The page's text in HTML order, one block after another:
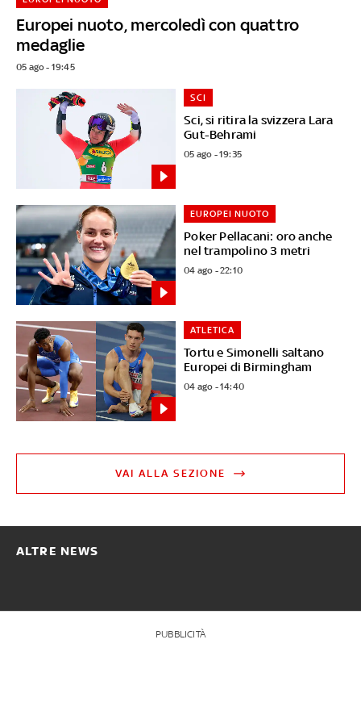
Europei nuoto, mercoledì con quattro
medaglie
05 ago - 19:45
Sci, si ritira la svizzera Lara
Gut-Behrami
SCI
05 ago - 19:35
Poker Pellacani: oro anche
nel trampolino 3 metri
EUROPEI NUOTO
04 ago - 22:10
Tortu e Simonelli saltano
Europei di Birmingham
ATLETICA
04 ago - 14:40
VAI ALLA SEZIONE
ALTRE NEWS
PUBBLICITÀ